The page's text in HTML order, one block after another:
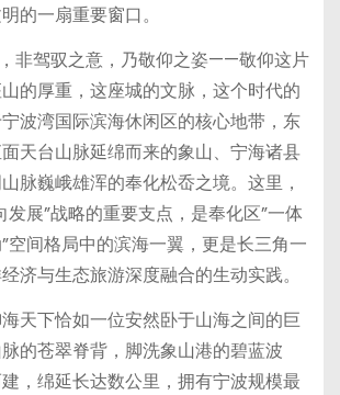
的一扇重要窗口。
非驾驭之意，乃敬仰之姿——敬仰这片
的厚重，这座城的文脉，这个时代的
波湾国际滨海休闲区的核心地带，东
天台山脉延绵而来的象山、宁海诸县
脉巍峨雄浑的奉化松岙之境。这里，
发展”战略的重要支点，是奉化区”一体
空间格局中的滨海一翼，更是长三角一
济与生态旅游深度融合的生动实践。
天下恰如一位安然卧于山海之间的巨
的苍翠脊背，脚洗象山港的碧蓝波
，绵延长达数公里，拥有宁波规模最